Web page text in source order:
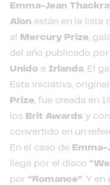
Emma-Jean
Alon están en la lista
al
Mercury Prize,
del año publicado por
Unido e Irlanda. El
Esta iniciativa,
Prize, fue creada en
los Brit Awards y
convertido en un
En el caso de
llega por el disco
por “Romance”. Y en